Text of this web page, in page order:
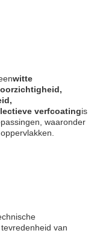
witte
verfcoatingis
waaronder
van